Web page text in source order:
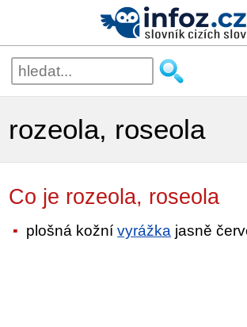
rozeola, roseola
Co je rozeola, roseola
plošná kožnívyrážka jasně